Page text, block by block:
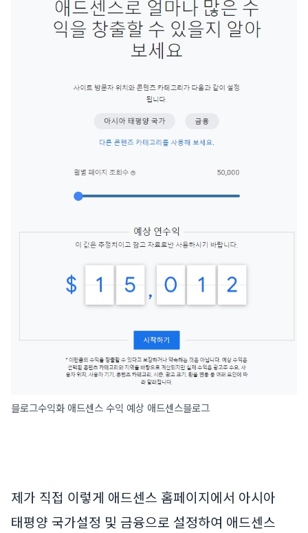
블로그수익화 애드센스 수익 예상 애드센스블로그
제가 직접 이렇게 애드센스 홈페이지에서 아시아
태평양 국가설정 및 금융으로 설정하여 애드센스